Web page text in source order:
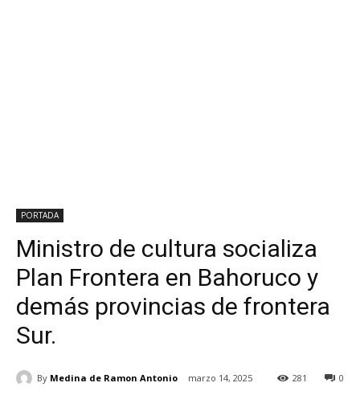
PORTADA
Ministro de cultura socializa
Plan Frontera en Bahoruco y
demás provincias de frontera
Sur.
By Medina de Ramon Antonio marzo 14, 2025 0
281